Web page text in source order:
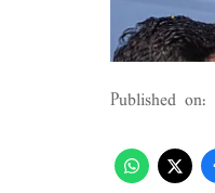
Published on: